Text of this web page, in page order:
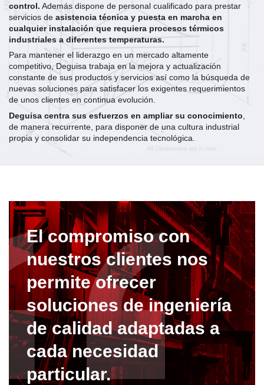
control. Además dispone de personal cualificado para prestar
servicios de asistencia técnica y puesta en marcha en
cualquier instalación que requiera procesos térmicos
industriales a diferentes temperaturas.
Para mantener el liderazgo en un mercado altamente
competitivo, Deguisa trabaja en la mejora y actualización
constante de sus productos y servicios así como la búsqueda de
nuevas soluciones para satisfacer los exigentes requerimientos
de unos clientes en continua evolución.
Deguisa centra sus esfuerzos en ampliar su conocimiento
de manera recurrente, para disponer de una cultura industrial
propia y consolidar su independencia tecnológica.
El compromiso con
nuestros clientes nos
permite ofrecer
soluciones de ingeniería
de calidad adaptadas a
cada necesidad
particular.